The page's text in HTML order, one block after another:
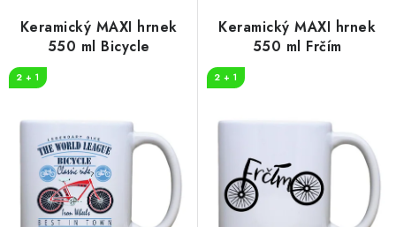
d
k
o
u
Keramický MAXI hrnek
550 ml Bicycle
2 + 1
Keramický MAXI hrnek
550 ml Frčím
2 + 1